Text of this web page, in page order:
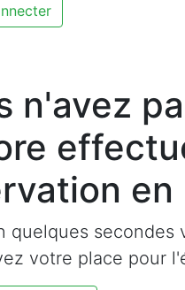
n'avez
en
quelques secondes
votre place pour